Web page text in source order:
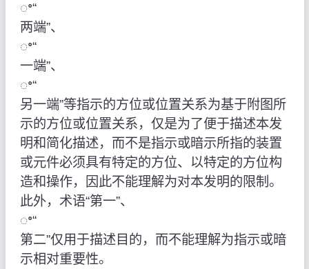
ꢀ“
两端”、
ꢀ“
一端”、
ꢀ“
另一端”等指示的方位或位置关系为基于附图所
示的方位或位置关系，仅是为了便于描述本发
明和简化描述，而不是指示或暗示所指的装置
或元件必须具有特定的方位、以特定的方位构
造和操作，因此不能理解为对本发明的限制。
此外，术语“第一”、
ꢀ“
第二”仅用于描述目的，而不能理解为指示或暗
示相对重要性。